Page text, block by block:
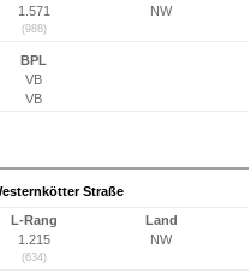
1.571
(988)
NW
BPL
VB
VB
Straße
L-Rang
1.215
(634)
Land
NW